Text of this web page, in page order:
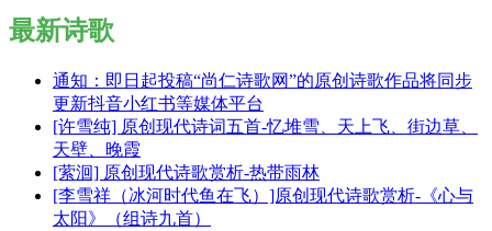
最新诗歌
通知：即日起投稿“尚仁诗歌网”的原创诗歌作品将同步
更新抖音小红书等媒体平台
[许雪纯] 原创现代诗词五首-忆堆雪、天上飞、街边草、
天壁、晚霞
[萦洄] 原创现代诗歌赏析-热带雨林
[李雪祥（冰河时代鱼在飞）]原创现代诗歌赏析-《心与
太阳》（组诗九首）